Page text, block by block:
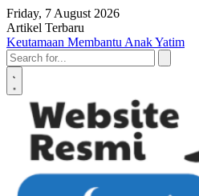
Skip to content
Friday, 7 August 2026
Artikel Terbaru
Penyerahan SK LAZ Kunci
Penguatan Pelayanan Umat